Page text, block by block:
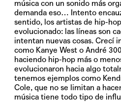
música con un sonido más
demanda eso… Intento
sentido, los artistas de hip-
evolucionado: las líneas son
intentan nuevas cosas. Crecí
como Kanye West o André
haciendo hip-hop más o
evolucionaron hacia algo
tenemos ejemplos como
Cole, que no se limitan a
música tiene todo tipo de